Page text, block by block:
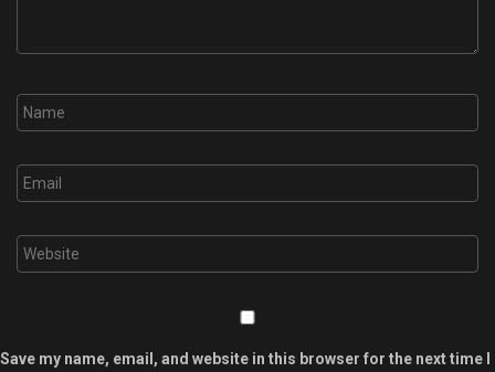
Save my name, email, and website in this browser for the next time I